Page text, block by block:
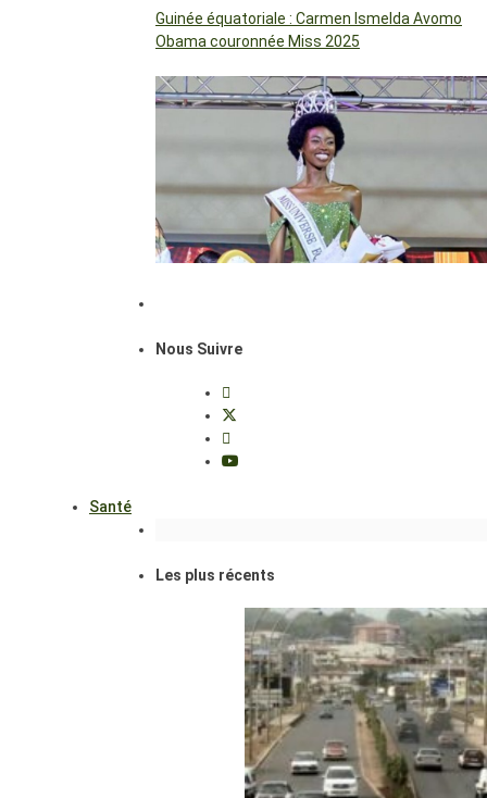
Guinée équatoriale : Carmen Ismelda Avomo
Obama couronnée Miss 2025
Nous Suivre
Santé
Les plus récents